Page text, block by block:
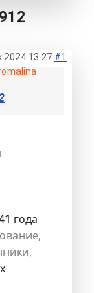
2024 13:27 #1
года